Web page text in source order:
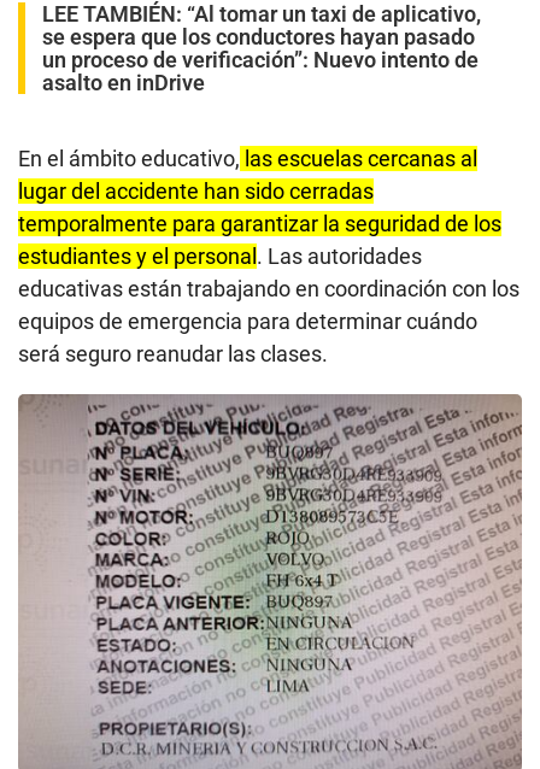
LEE TAMBIÉN: “Al tomar un taxi de aplicativo,
se espera que los conductores hayan pasado
un proceso de verificación”: Nuevo intento de
asalto en inDrive
En el ámbito educativo, las escuelas cercanas al
lugar del accidente han sido cerradas
temporalmente para garantizar la seguridad de los
estudiantes y el personal . Las autoridades
educativas están trabajando en coordinación con los
equipos de emergencia para determinar cuándo
será seguro reanudar las clases.